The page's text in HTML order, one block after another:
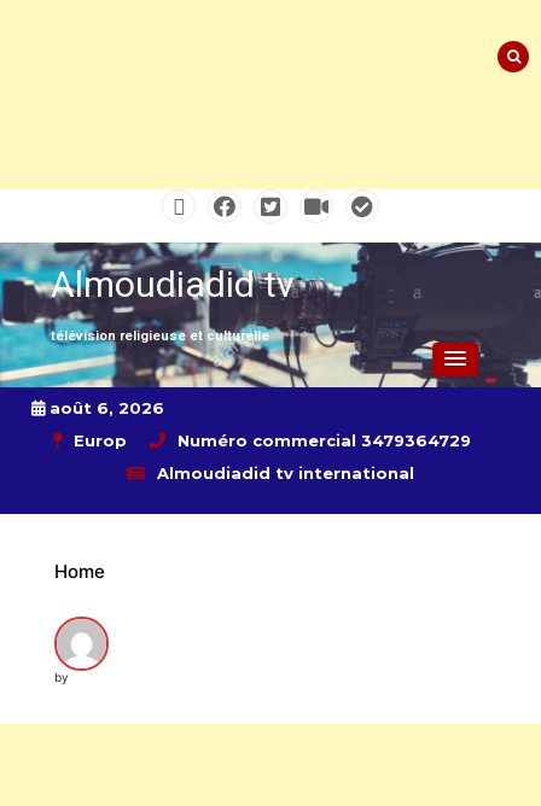
content
Almoudiadid tv
télévision religieuse et culturelle
août 6, 2026
Europ
Numéro commercial 3479364729
Almoudiadid tv international
Home
by